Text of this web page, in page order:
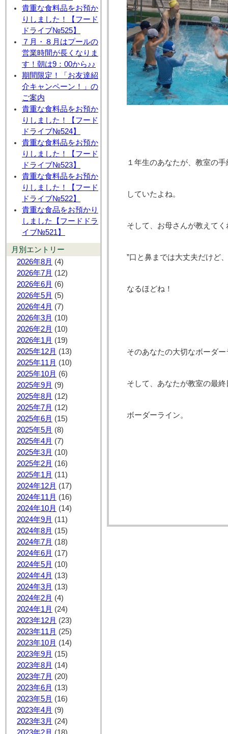
貴重な食料品をお預か
りしました！【フード
ドライブ№525】
７月・８月はプールの
営業時間が長くなりま
す！朝は9：00から♪♪
期間限定！「お友達紹
介キャンペーン！」の
ご案内
貴重な食料品をお預か
りしました！【フード
ドライブ№524】
貴重な食料品をお預か
りしました！【フード
ドライブ№523】
貴重な食料品をお預か
りしました！【フード
ドライブ№522】
貴重な食品をお預かり
しました【フードドラ
イブ№521】
月別エントリー
2026年8月 (4)
2026年7月 (12)
2026年6月 (6)
2026年5月 (5)
2026年4月 (7)
2026年3月 (10)
2026年2月 (10)
2026年1月 (19)
2025年12月 (13)
2025年11月 (10)
2025年10月 (6)
2025年9月 (9)
2025年8月 (12)
2025年7月 (12)
2025年6月 (15)
2025年5月 (8)
2025年4月 (7)
2025年3月 (10)
2025年2月 (16)
2025年1月 (11)
2024年12月 (17)
2024年11月 (16)
2024年10月 (14)
2024年9月 (11)
2024年8月 (15)
2024年7月 (18)
2024年6月 (17)
2024年5月 (10)
2024年4月 (13)
2024年3月 (13)
2024年2月 (4)
2024年1月 (24)
2023年12月 (23)
2023年11月 (25)
2023年10月 (14)
2023年9月 (15)
2023年8月 (14)
2023年7月 (20)
2023年6月 (13)
2023年5月 (16)
2023年4月 (9)
2023年3月 (24)
１年生のあなたが、教室の
していたよね。
そして、お母さんが教えて
”口と鼻までは大丈夫だけど
なるほどね！
そのあなたの大切なボーダ
そして、あなたが教室の最
ボーダーライン。